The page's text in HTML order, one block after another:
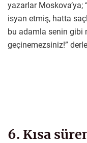
yazarlar Moskova’ya;
isyan etmiş, hatta
bu adamla senin gibi
geçinemezsiniz!”
6. Kısa